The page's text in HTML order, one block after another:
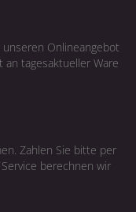
Onlineangebot
tagesaktueller Ware
Zahlen Sie bitte per
berechnen wir